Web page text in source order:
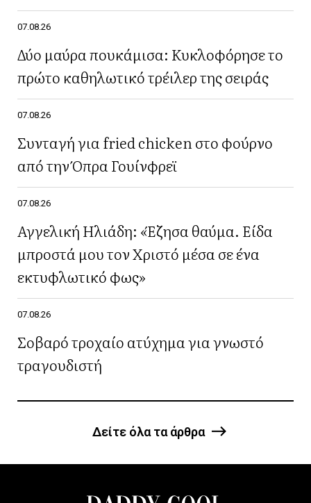
07.08.26
Δύο μαύρα πουκάμισα: Κυκλοφόρησε το
πρώτο καθηλωτικό τρέιλερ της σειράς
07.08.26
Συνταγή για fried chicken στο φούρνο
από την Όπρα Γουίνφρεϊ
07.08.26
Αγγελική Ηλιάδη: «Έζησα θαύμα. Είδα
μπροστά μου τον Χριστό μέσα σε ένα
εκτυφλωτικό φως»
07.08.26
Σοβαρό τροχαίο ατύχημα για γνωστό
τραγουδιστή
Δείτε όλα τα άρθρα